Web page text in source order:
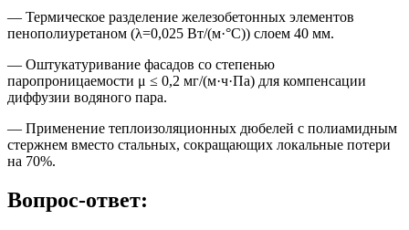
— Термическое разделение железобетонных элементов
пенополиуретаном (λ=0,025 Вт/(м·°С)) слоем 40 мм.
— Оштукатуривание фасадов со степенью
паропроницаемости μ ≤ 0,2 мг/(м·ч·Па) для компенсации
диффузии водяного пара.
— Применение теплоизоляционных дюбелей с полиамидным
стержнем вместо стальных, сокращающих локальные потери
на 70%.
Вопрос-ответ: